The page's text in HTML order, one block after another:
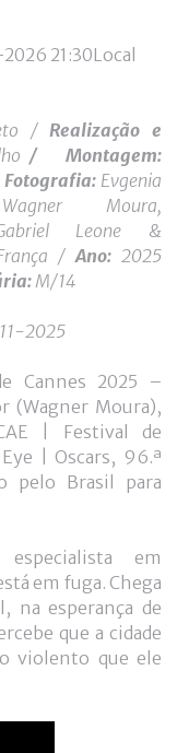
21:30Local
/Realização e
/
Montagem:
Fotografia: Evgenia
Wagner Moura,
Leone &
/Ano: 2025
M/14
2025
Cannes 2025 –
(Wagner Moura),
| Festival de
| Oscars, 96.ª
pelo Brasil para
em
em fuga. Chega
na esperança de
que a cidade
violento que ele
/
da
senha?
Facebook
with
Google